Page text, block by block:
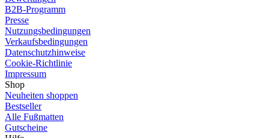
B2B-Programm
Presse
Nutzungsbedingungen
Verkaufsbedingungen
Datenschutzhinweise
Cookie-Richtlinie
Impressum
Shop
Neuheiten shoppen
Bestseller
Alle Fußmatten
Gutscheine